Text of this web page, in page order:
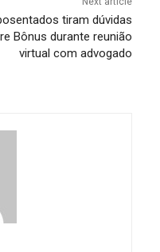
tiram dúvidas
Bônus durante reunião
virtual com advogado